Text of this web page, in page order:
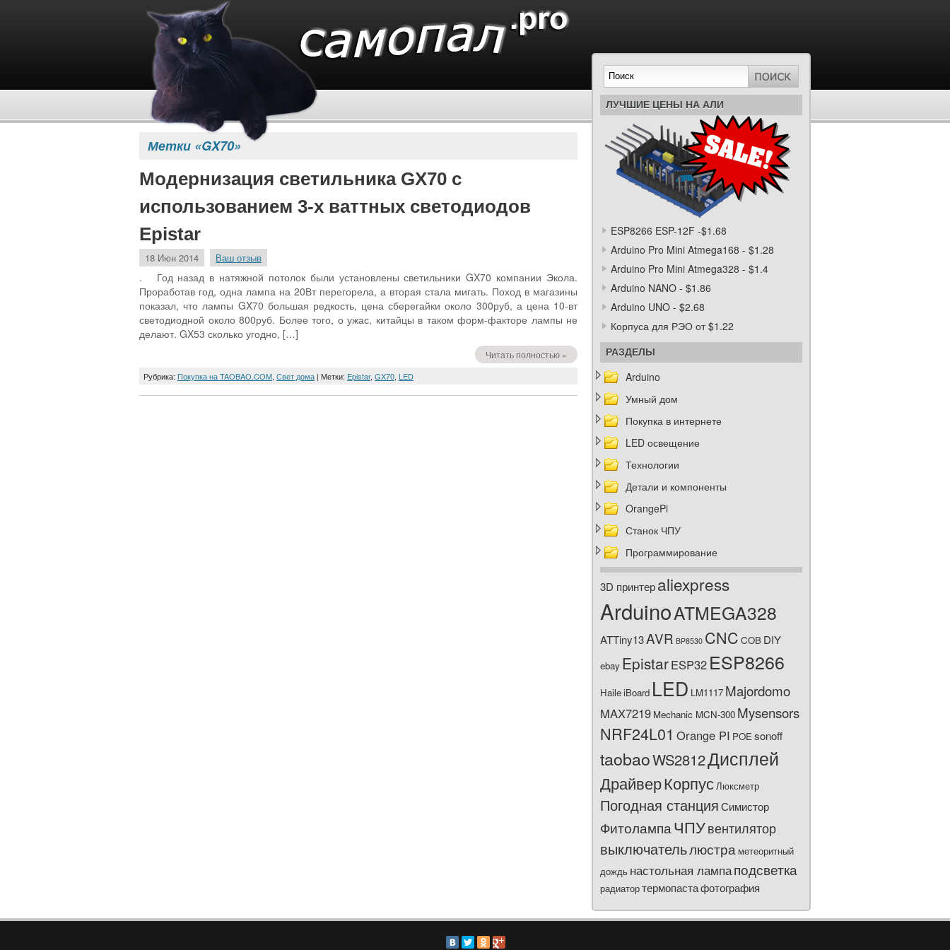
Метки «GX70»
Модернизация светильника GX70 с
использованием 3-х ваттных светодиодов
Epistar
18 Июн 2014 Ваш отзыв
. Год назад в натяжной потолок были установлены светильники GX70 компании Экола.
Проработав год, одна лампа на 20Вт перегорела, а вторая стала мигать. Поход в магазины
показал, что лампы GX70 большая редкость, цена сберегайки около 300руб, а цена 10-вт
светодиодной около 800руб. Более того, о ужас, китайцы в таком форм-факторе лампы не
делают. GX53 сколько угодно, […]
Читать полностью »
Рубрика: Покупка на TAOBAO.COM, Свет дома | Метки: Epistar, GX70, LED
ЛУЧШИЕ ЦЕНЫ НА АЛИ
ESP8266 ESP-12F -$1.68
Arduino Pro Mini Atmega168 - $1.28
Arduino Pro Mini Atmega328 - $1.4
Arduino NANO - $1.86
Arduino UNO - $2.68
Корпуса для РЭО от $1.22
РАЗДЕЛЫ
Arduino
Умный дом
Покупка в интернете
LED освещение
Технологии
Детали и компоненты
OrangePi
Станок ЧПУ
Программирование
3D принтерaliexpress
ArduinoATMEGA328
ATTiny13AVR BP8530 CNC COB DIY
ebay EpistarESP32 ESP8266
HaileiBoard LED LM1117 Majordomo
MAX7219 Mechanic MCN-300 Mysensors
NRF24L01 Orange PI POEsonoff
taobaoWS2812Дисплей
ДрайверКорпусЛюксметр
Погодная станцияСимистор
ФитолампаЧПУвентилятор
выключательлюстра метеоритный
дождь настольная лампаподсветка
радиатортермопастафотография